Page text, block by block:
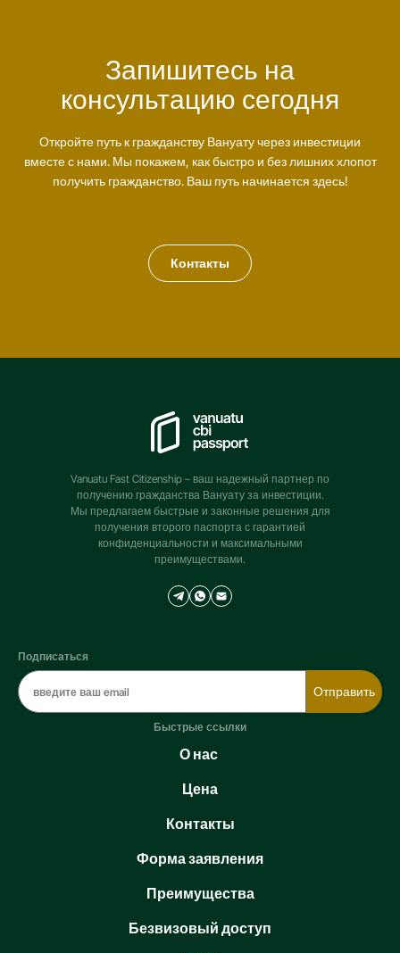
Запишитесь на
консультацию сегодня
Откройте путь к гражданству Вануату через инвестиции
вместе с нами. Мы покажем, как быстро и без лишних хлопот
получить гражданство. Ваш путь начинается здесь!
Контакты
Vanuatu Fast Citizenship – ваш надежный партнер по
получению гражданства Вануату за инвестиции.
Мы предлагаем быстрые и законные решения для
получения второго паспорта с гарантией
конфиденциальности и максимальными
преимуществами.
Подписаться
Отправить
Быстрые ссылки
О нас
Цена
Контакты
Форма заявления
Преимущества
Безвизовый доступ